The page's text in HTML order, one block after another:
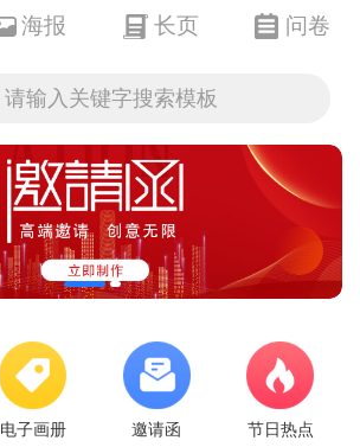
海报 长页 问卷
请输入关键字搜索模板
电子画册 邀请函 节日热点